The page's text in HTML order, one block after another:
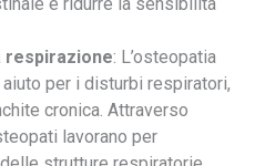
respirazione: L’osteopatia
per i disturbi respiratori,
cronica. Attraverso
lavorano per